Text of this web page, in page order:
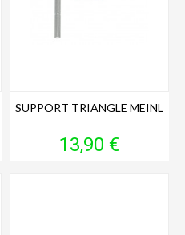
SUPPORT TRIANGLE MEINL
Prix
13,90 €